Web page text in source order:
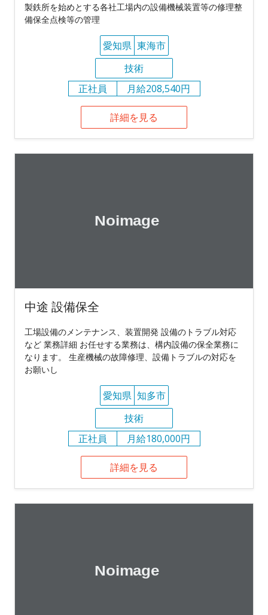
製鉄所を始めとする各社工場内の設備機械装置等の修理整
備保全点検等の管理
愛知県 東海市
技術
正社員
月給208,540円
詳細を見る
中途 設備保全
工場設備のメンテナンス、装置開発 設備のトラブル対応
など 業務詳細 お任せする業務は、構内設備の保全業務に
なります。 生産機械の故障修理、設備トラブルの対応を
お願いし
愛知県 知多市
技術
正社員
月給180,000円
詳細を見る